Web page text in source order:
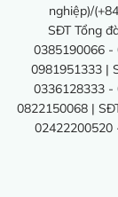
nghiệp)/
SĐT Tổng
0385190066 -
0981951333 |
0336128333 -
0822150068 |
02422200520